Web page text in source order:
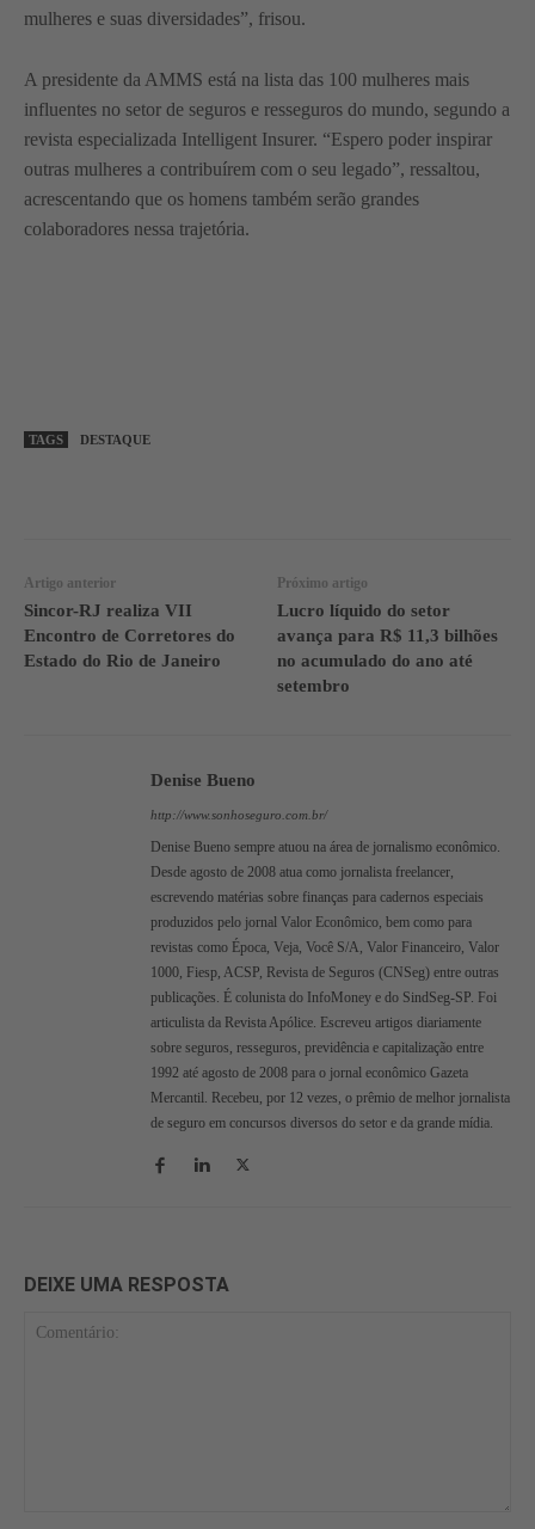
mulheres e suas diversidades”, frisou.
A presidente da AMMS está na lista das 100 mulheres mais
influentes no setor de seguros e resseguros do mundo, segundo a
revista especializada Intelligent Insurer. “Espero poder inspirar
outras mulheres a contribuírem com o seu legado”, ressaltou,
acrescentando que os homens também serão grandes
colaboradores nessa trajetória.
TAGS DESTAQUE
Artigo anterior
Sincor-RJ realiza VII
Encontro de Corretores do
Estado do Rio de Janeiro
Próximo artigo
Lucro líquido do setor
avança para R$ 11,3 bilhões
no acumulado do ano até
setembro
Denise Bueno
http://www.sonhoseguro.com.br/
Denise Bueno sempre atuou na área de jornalismo econômico.
Desde agosto de 2008 atua como jornalista freelancer,
escrevendo matérias sobre finanças para cadernos especiais
produzidos pelo jornal Valor Econômico, bem como para
revistas como Época, Veja, Você S/A, Valor Financeiro, Valor
1000, Fiesp, ACSP, Revista de Seguros (CNSeg) entre outras
publicações. É colunista do InfoMoney e do SindSeg-SP. Foi
articulista da Revista Apólice. Escreveu artigos diariamente
sobre seguros, resseguros, previdência e capitalização entre
1992 até agosto de 2008 para o jornal econômico Gazeta
Mercantil. Recebeu, por 12 vezes, o prêmio de melhor jornalista
de seguro em concursos diversos do setor e da grande mídia.
DEIXE UMA RESPOSTA